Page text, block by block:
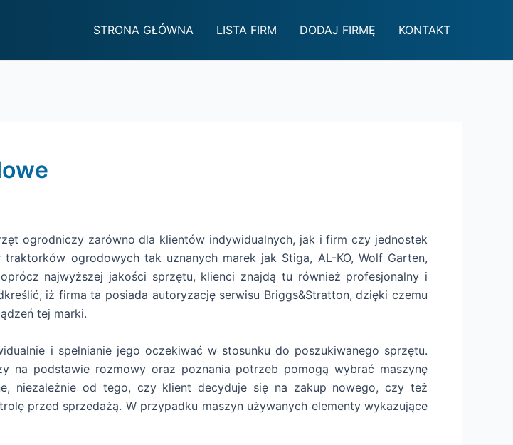
STRONA GŁÓWNA LISTA FIRM DODAJ FIRMĘ KONTAKT
ogrodniczy zarówno dla klientów indywidualnych, jak i firm czy jednostek
ogrodowych tak uznanych marek jak Stiga, AL-KO, Wolf Garten,
najwyższej jakości sprzętu, klienci znajdą tu również profesjonalny i
iż firma ta posiada autoryzację serwisu Briggs&Stratton, dzięki czemu
tej marki.
i spełnianie jego oczekiwać w stosunku do poszukiwanego sprzętu.
na podstawie rozmowy oraz poznania potrzeb pomogą wybrać maszynę
niezależnie od tego, czy klient decyduje się na zakup nowego, czy też
przed sprzedażą. W przypadku maszyn używanych elementy wykazujące